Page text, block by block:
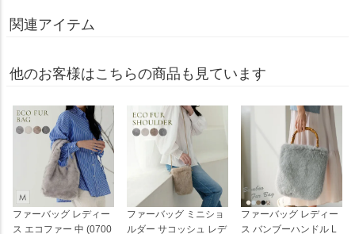
関連アイテム
他のお客様はこちらの商品も見ています
ファーバッグ レディー
ス エコファー 中 (0700
ファーバッグ ミニショ
ルダー サコッシュ レデ
ファーバッグ レディー
ス バンブーハンドル L